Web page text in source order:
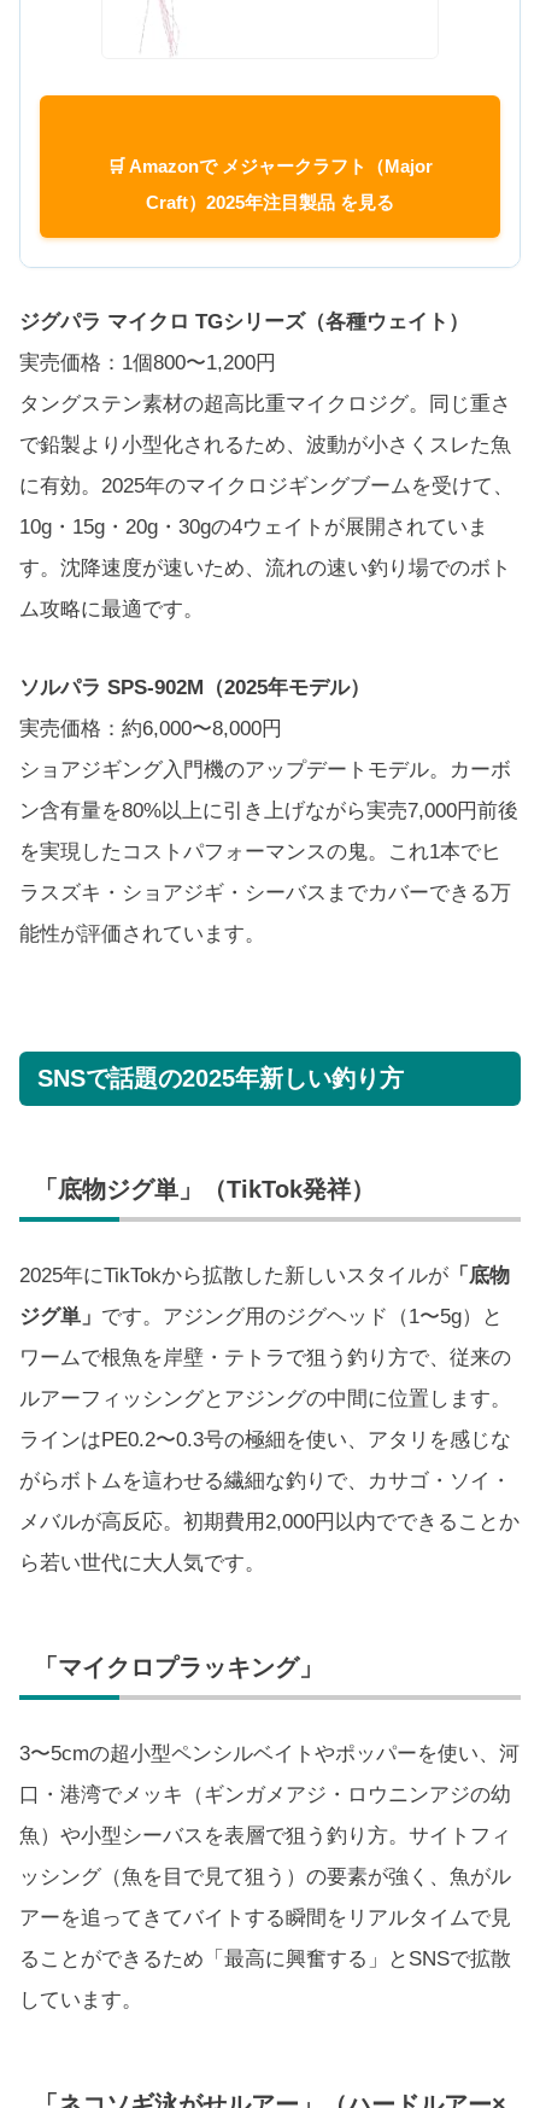
🛒 Amazonで メジャークラフト（Major
Craft）2025年注目製品 を見る
ジグパラ マイクロ TGシリーズ（各種ウェイト）
実売価格：1個800〜1,200円
タングステン素材の超高比重マイクロジグ。同じ重さ
で鉛製より小型化されるため、波動が小さくスレた魚
に有効。2025年のマイクロジギングブームを受けて、
10g・15g・20g・30gの4ウェイトが展開されていま
す。沈降速度が速いため、流れの速い釣り場でのボト
ム攻略に最適です。
ソルパラ SPS-902M（2025年モデル）
実売価格：約6,000〜8,000円
ショアジギング入門機のアップデートモデル。カーボ
ン含有量を80%以上に引き上げながら実売7,000円前後
を実現したコストパフォーマンスの鬼。これ1本でヒ
ラスズキ・ショアジギ・シーバスまでカバーできる万
能性が評価されています。
SNSで話題の2025年新しい釣り方
「底物ジグ単」（TikTok発祥）
2025年にTikTokから拡散した新しいスタイルが 「底物
ジグ単」 です。アジング用のジグヘッド（1〜5g）と
ワームで根魚を岸壁・テトラで狙う釣り方で、従来の
ルアーフィッシングとアジングの中間に位置します。
ラインはPE0.2〜0.3号の極細を使い、アタリを感じな
がらボトムを這わせる繊細な釣りで、カサゴ・ソイ・
メバルが高反応。初期費用2,000円以内でできることか
ら若い世代に大人気です。
「マイクロプラッキング」
3〜5cmの超小型ペンシルベイトやポッパーを使い、河
口・港湾でメッキ（ギンガメアジ・ロウニンアジの幼
魚）や小型シーバスを表層で狙う釣り方。サイトフィ
ッシング（魚を目で見て狙う）の要素が強く、魚がル
アーを追ってきてバイトする瞬間をリアルタイムで見
ることができるため「最高に興奮する」とSNSで拡散
しています。